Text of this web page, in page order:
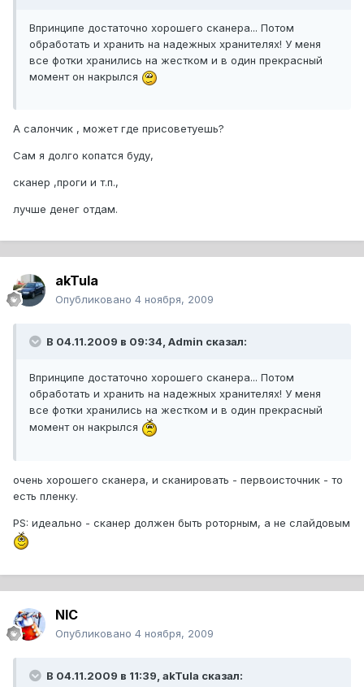
Впринципе достаточно хорошего сканера... Потом
обработать и хранить на надежных хранителях! У меня
все фотки хранились на жестком и в один прекрасный
момент он накрылся
А салончик , может где присоветуешь?
Сам я долго копатся буду,
сканер ,проги и т.п.,
лучше денег отдам.
akTula
Опубликовано 4 ноября, 2009
В 04.11.2009 в 09:34, Admin сказал:
Впринципе достаточно хорошего сканера... Потом
обработать и хранить на надежных хранителях! У меня
все фотки хранились на жестком и в один прекрасный
момент он накрылся
очень хорошего сканера, и сканировать - первоисточник - то
есть пленку.
PS: идеально - сканер должен быть роторным, а не слайдовым
NIC
Опубликовано 4 ноября, 2009
В 04.11.2009 в 11:39, akTula сказал: